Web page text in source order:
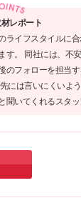
レポート
ライフスタイルに
す。 同社には、不
のフォローを担当
には言いにくいよ
聞いてくれるスタッ